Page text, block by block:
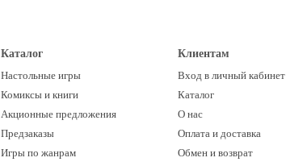
Каталог
Настольные игры
Комиксы и книги
Акционные предложения
Предзаказы
Игры по жанрам
Клиентам
Вход в личный кабинет
Каталог
О нас
Оплата и доставка
Обмен и возврат